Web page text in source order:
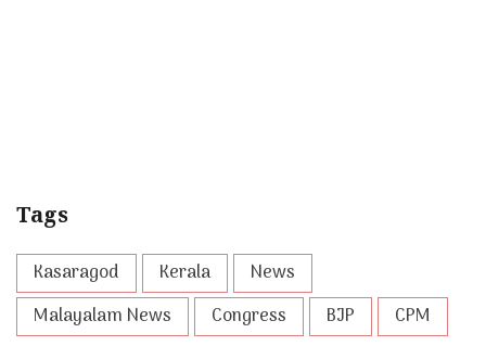
Tags
Kasaragod Kerala
News
Malayalam News
Congress BJP CPM